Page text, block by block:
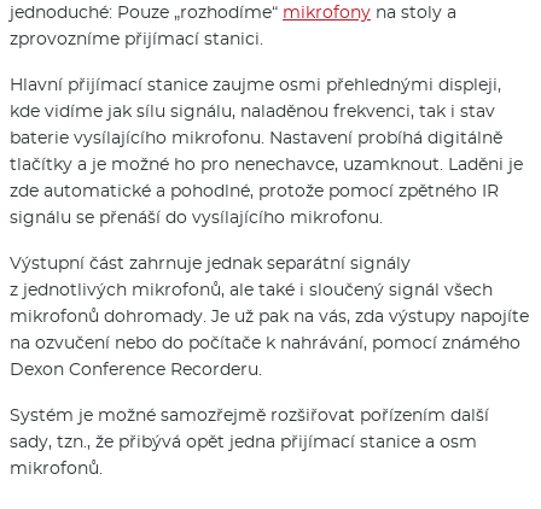
jednoduché: Pouze „rozhodíme“ mikrofony na stoly a
zprovozníme přijímací stanici.
Hlavní přijímací stanice zaujme osmi přehlednými displeji,
kde vidíme jak sílu signálu, naladěnou frekvenci, tak i stav
baterie vysílajícího mikrofonu. Nastavení probíhá digitálně
tlačítky a je možné ho pro nenechavce, uzamknout. Laděni je
zde automatické a pohodlné, protože pomocí zpětného IR
signálu se přenáší do vysílajícího mikrofonu.
Výstupní část zahrnuje jednak separátní signály
z jednotlivých mikrofonů, ale také i sloučený signál všech
mikrofonů dohromady. Je už pak na vás, zda výstupy napojíte
na ozvučení nebo do počítače k nahrávání, pomocí známého
Dexon Conference Recorderu.
Systém je možné samozřejmě rozšiřovat pořízením další
sady, tzn., že přibývá opět jedna přijímací stanice a osm
mikrofonů.